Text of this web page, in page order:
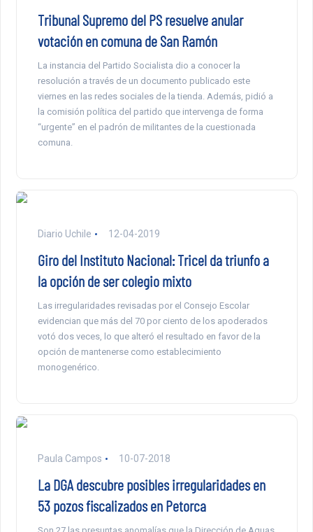
Tribunal Supremo del PS resuelve anular
votación en comuna de San Ramón
La instancia del Partido Socialista dio a conocer la
resolución a través de un documento publicado este
viernes en las redes sociales de la tienda. Además, pidió a
la comisión política del partido que intervenga de forma
“urgente” en el padrón de militantes de la cuestionada
comuna.
Diario Uchile 12-04-2019
Giro del Instituto Nacional: Tricel da triunfo a
la opción de ser colegio mixto
Las irregularidades revisadas por el Consejo Escolar
evidencian que más del 70 por ciento de los apoderados
votó dos veces, lo que alteró el resultado en favor de la
opción de mantenerse como establecimiento
monogenérico.
Paula Campos 10-07-2018
La DGA descubre posibles irregularidades en
53 pozos fiscalizados en Petorca